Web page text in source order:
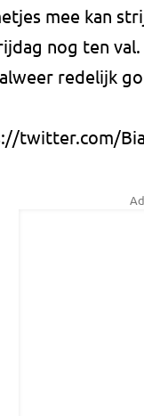
mee kan
nog ten
redelijk
twitter.com/